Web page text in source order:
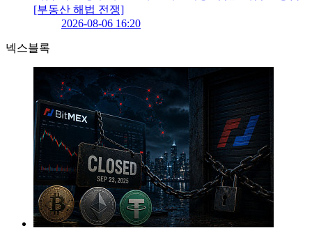
[부동산 해법 전쟁]
2026-08-06 16:20
넥스블록